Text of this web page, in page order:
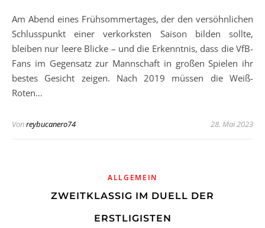
Am Abend eines Frühsommertages, der den versöhnlichen
Schlusspunkt einer verkorksten Saison bilden sollte,
bleiben nur leere Blicke – und die Erkenntnis, dass die VfB-
Fans im Gegensatz zur Mannschaft in großen Spielen ihr
bestes Gesicht zeigen. Nach 2019 müssen die Weiß-
Roten…
Vonreybucanero74 28. Mai 2023
ALLGEMEIN
ZWEITKLASSIG IM DUELL DER
ERSTLIGISTEN